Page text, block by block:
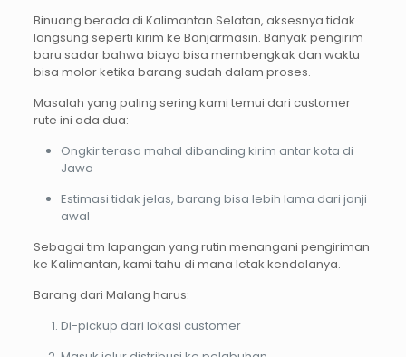
Binuang berada di Kalimantan Selatan, aksesnya tidak
langsung seperti kirim ke Banjarmasin. Banyak pengirim
baru sadar bahwa biaya bisa membengkak dan waktu
bisa molor ketika barang sudah dalam proses.
Masalah yang paling sering kami temui dari customer
rute ini ada dua:
Ongkir terasa mahal dibanding kirim antar kota di
Jawa
Estimasi tidak jelas, barang bisa lebih lama dari janji
awal
Sebagai tim lapangan yang rutin menangani pengiriman
ke Kalimantan, kami tahu di mana letak kendalanya.
Barang dari Malang harus:
Di-pickup dari lokasi customer